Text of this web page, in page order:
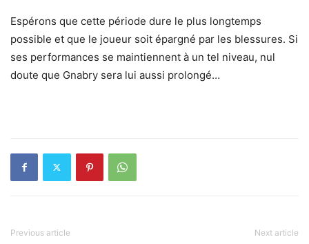
Espérons que cette période dure le plus longtemps
possible et que le joueur soit épargné par les blessures. Si
ses performances se maintiennent à un tel niveau, nul
doute que Gnabry sera lui aussi prolongé…
Previous article Next article